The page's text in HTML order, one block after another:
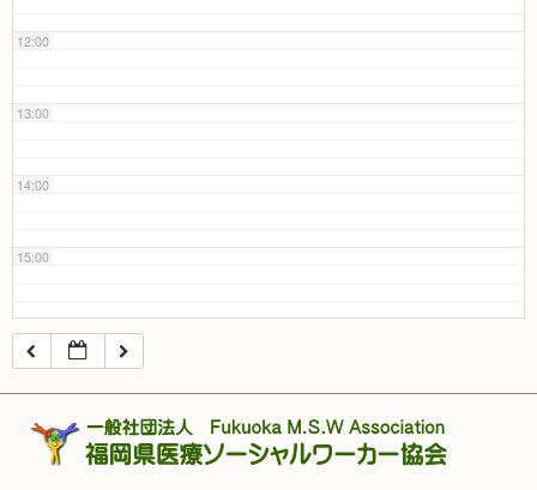
12:00
13:00
14:00
15:00
16:00